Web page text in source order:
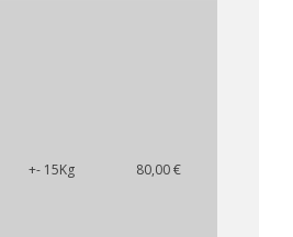
+- 15Kg 80,00 €